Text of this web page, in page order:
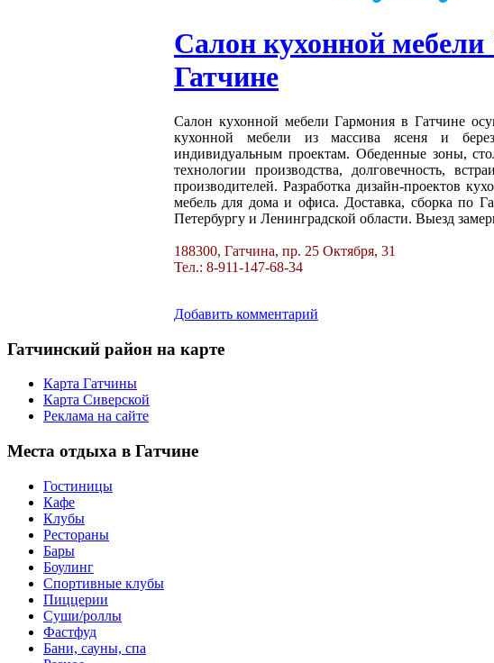
Салон кухонной
Гатчине
Салон кухонной мебели Гармония в Гатчине
кухонной мебели из массива ясеня и
индивидуальным проектам. Обеденные зоны,
технологии производства, долговечность,
производителей. Разработка дизайн-проектов
мебель для дома и офиса. Доставка, сборка по
Петербургу и Ленинградской области. Выезд
188300, Гатчина, пр. 25 Октября, 31
Тел.: 8-911-147-68-34
Добавить комментарий
Гатчинский район на карте
Карта Гатчины
Карта Сиверской
Реклама на сайте
Места отдыха в Гатчине
Гостиницы
Кафе
Клубы
Рестораны
Бары
Боулинг
Спортивные клубы
Пиццерии
Суши/роллы
Фастфуд
Бани, сауны, спа